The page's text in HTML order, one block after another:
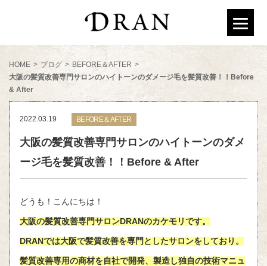
HOME > ブログ > BEFORE＆AFTER >
大阪の髪質改善専門サロンのハイトーンのダメージ毛を髪質改善！！Before
& After
2022.03.19 BEFORE＆AFTER
大阪の髪質改善専門サロンのハイトーンのダメ
ージ毛を髪質改善！！Before & After
どうも！こんにちは！
大阪の髪質改善専門サロンDRANのカケモリです。
DRANでは大阪で髪質改善を専門としたサロンをしており。
髪質改善専用の商材を自社で開発、製造し独自の技術マニュ